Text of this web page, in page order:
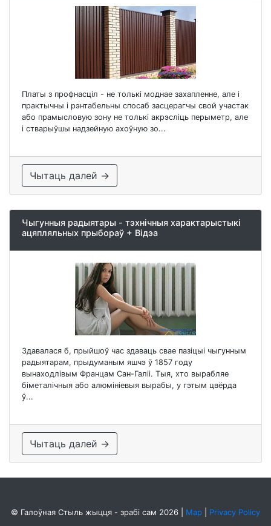
Платы з профнасціл - не толькі моднае захапленне, але і
практычны і рэнтабельны спосаб засцерагчы свой участак
або прамысловую зону не толькі акрэсліць перыметр, але
і стварыўшы надзейную ахоўную зо...
Чытаць далей →
Чыгунныя радыятары - тэхнічныя характарыстыкі
ацяпляльных прыбораў + Відэа
Здавалася б, прыйшоў час здаваць свае пазіцыі чыгунным
радыятарам, прыдуманым яшчэ ў 1857 году
вынаходлівым Францам Сан-Галіі. Тыя, хто вырабляе
біметалічныя або алюмініевыя вырабы, у гэтым цвёрда
ў...
Чытаць далей →
© Галоўная Стыль жыцця - зрабі сам 2026 Map Privacy Policy